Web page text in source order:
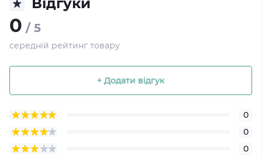
0 / 5
середній рейтинг товару
+ Додати відгук
0
0
0